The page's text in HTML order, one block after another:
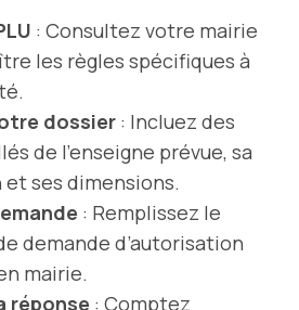
: Consultez votre mairie
les règles spécifiques à
dossier : Incluez des
de l’enseigne prévue, sa
ses dimensions.
: Remplissez le
demande d’autorisation
mairie.
réponse : Comptez